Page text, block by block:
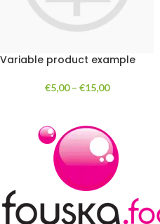
Variable product example
€5,00 – €15,00